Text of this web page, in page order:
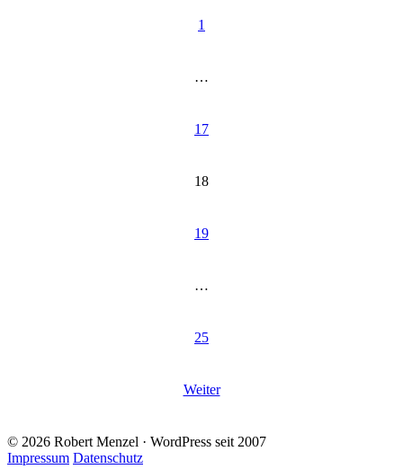
1
…
17
18
19
…
25
Weiter
© 2026 Robert Menzel · WordPress seit 2007
Impressum Datenschutz